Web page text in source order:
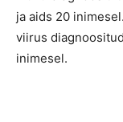
ja aids 20
viirus
inimesel.